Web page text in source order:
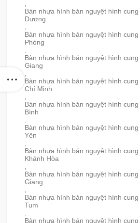
Bàn nhựa hình bán nguyệt hình
Dương
Bàn nhựa hình bán nguyệt hình
Phòng
Bàn nhựa hình bán nguyệt hình
Giang
Bàn nhựa hình bán nguyệt hình cung
Chí Minh
Bàn nhựa hình bán nguyệt hình
Bình
Bàn nhựa hình bán nguyệt hình
Yên
Bàn nhựa hình bán nguyệt hình
Khánh Hòa
Bàn nhựa hình bán nguyệt hình cung
Giang
Bàn nhựa hình bán nguyệt hình cung
Tum
Bàn nhựa hình bán nguyệt hình